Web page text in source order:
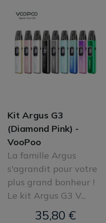
Kit Argus G3
(Diamond Pink) -
VooPoo
La famille Argus
s'agrandit pour votre
plus grand bonheur !
Le kit Argus G3 V...
35,80 €